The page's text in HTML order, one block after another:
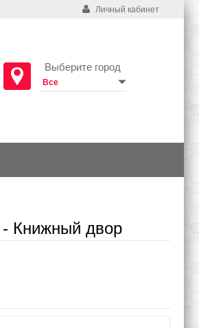
Личный кабинет
Выберите город
- Книжный двор